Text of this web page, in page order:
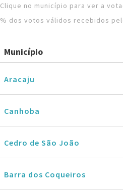
Clique no município para ver a
% dos votos válidos recebidos
Município
Aracaju
Canhoba
Cedro de São João
Barra dos Coqueiros